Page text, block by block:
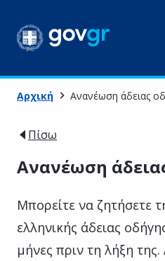
Αρχική Ανανέωση άδειας
Πίσω
Ανανέωση
Μπορείτε να ζητήσετε
ελληνικής άδειας
μήνες πριν τη λήξη